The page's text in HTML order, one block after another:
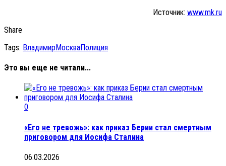
Источник: www.mk.ru
Share
Tags: ВладимирМоскваПолиция
Это вы еще не читали...
0
«Его не тревожь»: как приказ Берии стал смертным
приговором для Иосифа Сталина
06.03.2026